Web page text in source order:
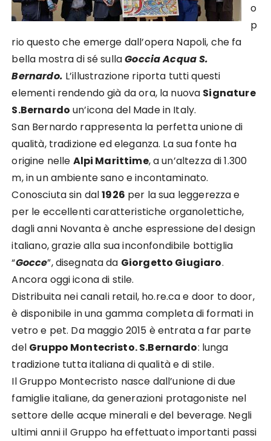
o
p
rio questo che emerge dall’opera Napoli, che fa
bella mostra di sé sullaGoccia Acqua S.
Bernardo. L’illustrazione riporta tutti questi
elementi rendendo già da ora, la nuova Signature
S.Bernardo un’icona del Made in Italy.
San Bernardo rappresenta la perfetta unione di
qualità, tradizione ed eleganza. La sua fonte ha
origine nelle Alpi Marittime, a un’altezza di 1.300
m, in un ambiente sano e incontaminato.
Conosciuta sin dal1926 per la sua leggerezza e
per le eccellenti caratteristiche organolettiche,
dagli anni Novanta è anche espressione del design
italiano, grazie alla sua inconfondibile bottiglia
“Gocce”, disegnata da Giorgetto Giugiaro.
Ancora oggi icona di stile.
Distribuita nei canali retail, ho.re.ca e door to door,
è disponibile in una gamma completa di formati in
vetro e pet. Da maggio 2015 è entrata a far parte
del Gruppo Montecristo. S.Bernardo: lunga
tradizione tutta italiana di qualità e di stile.
Il Gruppo Montecristo nasce dall’unione di due
famiglie italiane, da generazioni protagoniste nel
settore delle acque minerali e del beverage. Negli
ultimi anni il Gruppo ha effettuato importanti passi